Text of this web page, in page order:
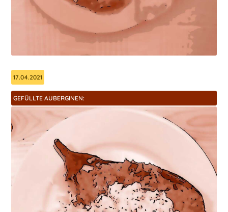
17.04.2021
GEFÜLLTE AUBERGINEN: